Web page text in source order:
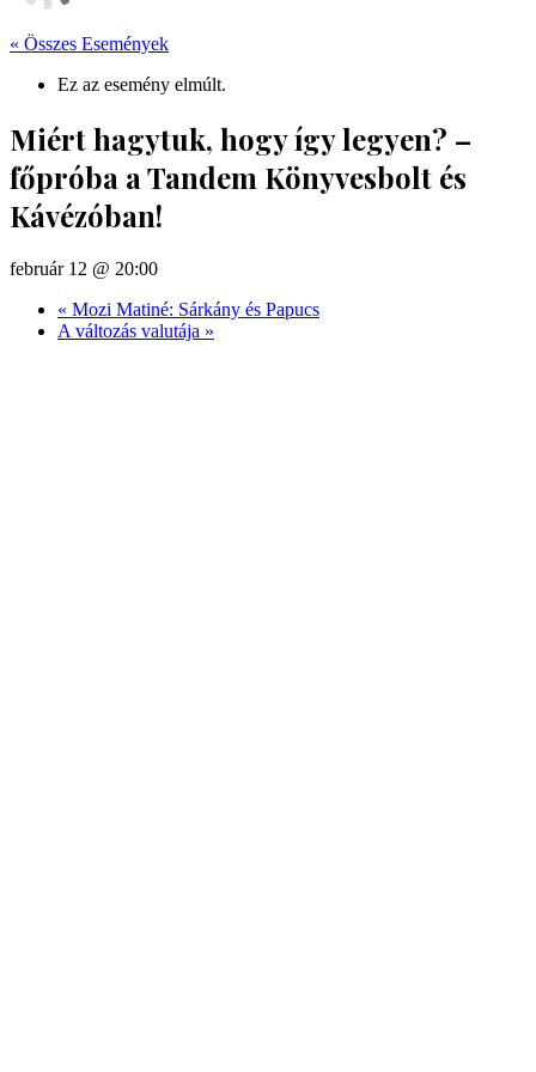
« Összes Események
Ez az esemény elmúlt.
Miért hagytuk, hogy így legyen? –
főpróba a Tandem Könyvesbolt és
Kávézóban!
február 12 @ 20:00
« Mozi Matiné: Sárkány és Papucs
A változás valutája »